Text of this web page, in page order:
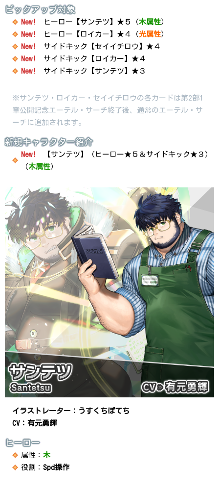
ピックアップ対象
New! ヒーロー【サンテツ】★５（木属性）
New!
ヒーロー【ロイカー】★４（ 光属性）
New!
サイドキック【セイイチロウ】★４
New!
サイドキック【ロイカー】★４
New!
サイドキック【サンテツ】★３
※サンテツ・ロイカー・セイイチロウの各カードは第2部1
章公開記念エーテル・サーチ終了後、通常のエーテル・サ
ーチに追加されます。
新規キャラクター紹介
New!
【サンテツ】（ヒーロー★５＆サイドキック★３）
（木属性）
イラストレーター：うすくちぽてち
CV：有元勇輝
ヒーロー
属性： 木
役割： Spd操作